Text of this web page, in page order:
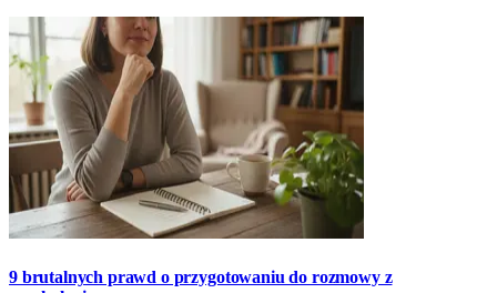
9 brutalnych prawd o przygotowaniu do rozmowy z